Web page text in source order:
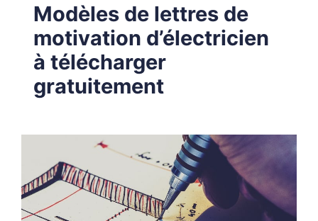
Modèles de lettres de
motivation d’électricien
à télécharger
gratuitement